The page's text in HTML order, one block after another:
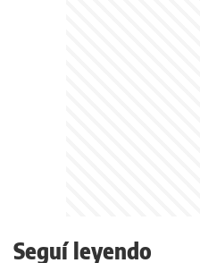
Seguí leyendo